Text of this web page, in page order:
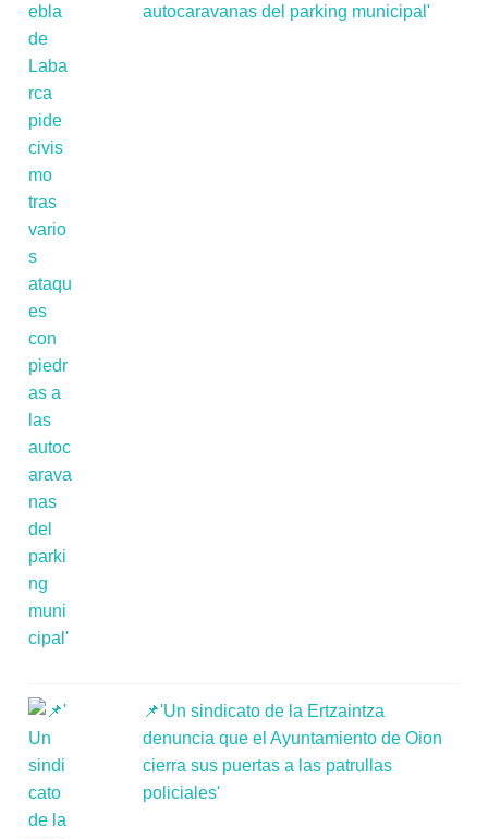
autocaravanas del parking municipal'
📌'Un sindicato de la Ertzaintza
denuncia que el Ayuntamiento de Oion
cierra sus puertas a las patrullas
policiales'